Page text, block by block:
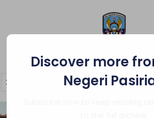
content
SMK Negeri
Discover more
Negeri